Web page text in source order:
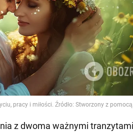
pracy i miłości. Źródło: Stworzony z pomocą
z dwoma ważnymi tranzytami